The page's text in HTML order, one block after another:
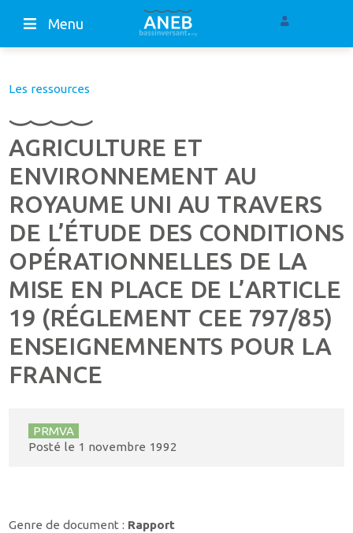
Menu
Les ressources
AGRICULTURE ET
ENVIRONNEMENT AU
ROYAUME UNI AU TRAVERS
DE L’ÉTUDE DES CONDITIONS
OPÉRATIONNELLES DE LA
MISE EN PLACE DE L’ARTICLE
19 (RÉGLEMENT CEE 797/85)
ENSEIGNEMNENTS POUR LA
FRANCE
PRMVA
Posté le 1 novembre 1992
Genre de document : Rapport